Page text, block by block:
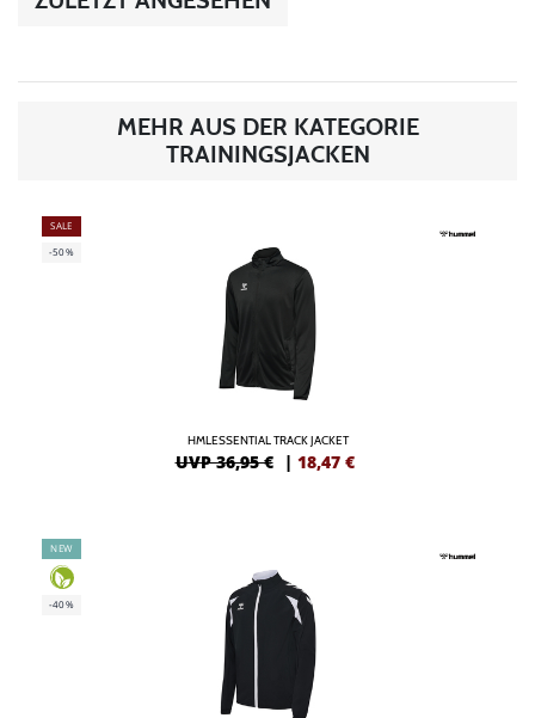
MEHR AUS DER KATEGORIE
TRAININGSJACKEN
SALE
-50%
HMLESSENTIAL TRACK JACKET
UVP 36,95 € | 18,47 €
NEW
-40%